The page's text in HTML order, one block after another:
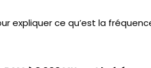
expliquer ce qu’est la